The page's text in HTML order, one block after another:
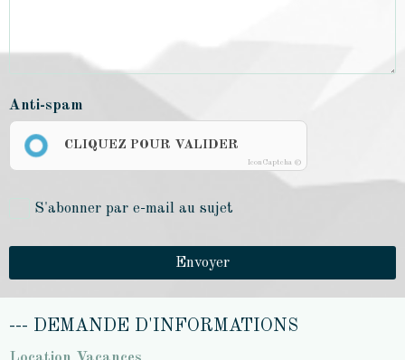
Anti-spam
CLIQUEZ POUR VALIDER
IconCaptcha ©
S'abonner par e-mail au sujet
Envoyer
--- DEMANDE D'INFORMATIONS